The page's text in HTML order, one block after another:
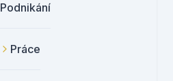
Podnikání
Práce